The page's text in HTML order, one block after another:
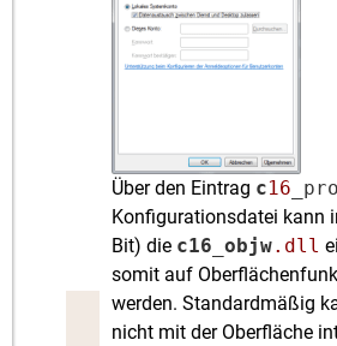
Über den Eintrag c16
Konfigurationsdatei kann
Bit) die c16_objw.dll
somit auf
werden. Standardmäßig
nicht mit der Oberfläche